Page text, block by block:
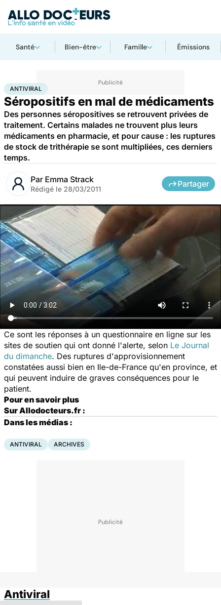
Santé Bien-être Famille Émissions
AccueilSanté Antiviral
ANTIVIRAL
Séropositifs en mal de médicaments
Des personnes séropositives se retrouvent privées de
traitement. Certains malades ne trouvent plus leurs
médicaments en pharmacie, et pour cause : les ruptures
de stock de trithérapie se sont multipliées, ces derniers
temps.
Par Emma Strack
Rédigé le 28/03/2011
Partager
Ce sont les réponses à un questionnaire en ligne sur les
sites de soutien qui ont donné l'alerte, selon Le Journal
du dimanche. Des ruptures d'approvisionnement
constatées aussi bien en Ile-de-France qu'en province, et
qui peuvent induire de graves conséquences pour le
patient.
Pour en savoir plus
Sur Allodocteurs.fr :
Dans les médias :
ANTIVIRAL ARCHIVES
Antiviral